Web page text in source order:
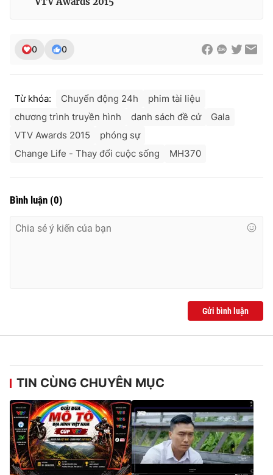
Ðiện thoại Thời báo VTV:024.66 897 897
thuận bằng văn bản. Ghi rõ nguồn VTV.vn khi phát hành lại
thông tin từ website này.
0 0
Từ khóa: Chuyển động 24h
phim tài liệu
chương trình truyền hình
danh sách đề cử
Gala
VTV Awards 2015
phóng sự
Change Life - Thay đổi cuộc sống
MH370
Bình luận (0)
Gửi bình luận
TIN CÙNG CHUYÊN MỤC